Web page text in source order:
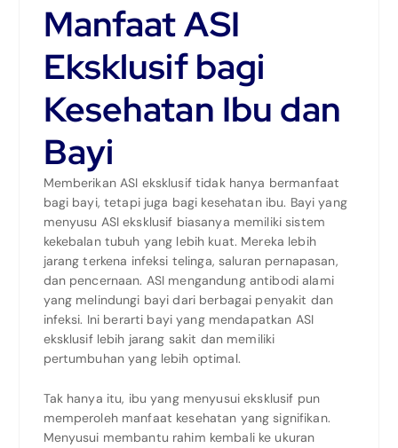
Manfaat ASI
Eksklusif bagi
Kesehatan Ibu dan
Bayi
Memberikan ASI eksklusif tidak hanya bermanfaat
bagi bayi, tetapi juga bagi kesehatan ibu. Bayi yang
menyusu ASI eksklusif biasanya memiliki sistem
kekebalan tubuh yang lebih kuat. Mereka lebih
jarang terkena infeksi telinga, saluran pernapasan,
dan pencernaan. ASI mengandung antibodi alami
yang melindungi bayi dari berbagai penyakit dan
infeksi. Ini berarti bayi yang mendapatkan ASI
eksklusif lebih jarang sakit dan memiliki
pertumbuhan yang lebih optimal.
Tak hanya itu, ibu yang menyusui eksklusif pun
memperoleh manfaat kesehatan yang signifikan.
Menyusui membantu rahim kembali ke ukuran